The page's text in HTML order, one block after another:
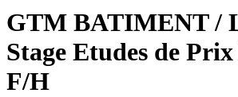
GTM BATIMENT /
Stage Etudes de
F/H